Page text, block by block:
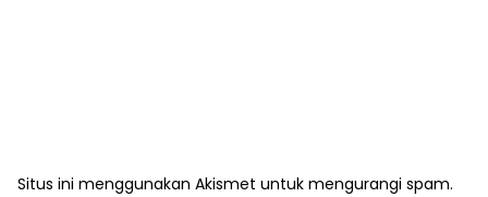
Situs ini menggunakan Akismet untuk mengurangi spam.